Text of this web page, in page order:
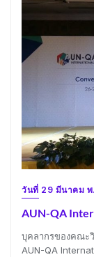
วันที่ 29 มีนาคม พ
AUN-QA
บุคลากรของคณะ
AUN-QA